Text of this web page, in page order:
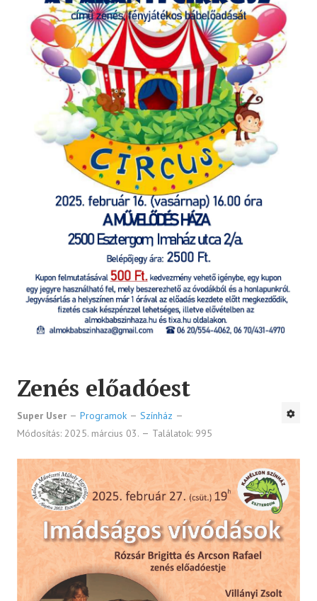
Zenés előadóest
Super User Programok
Színház
Módosítás: 2025. március 03.
Találatok: 995